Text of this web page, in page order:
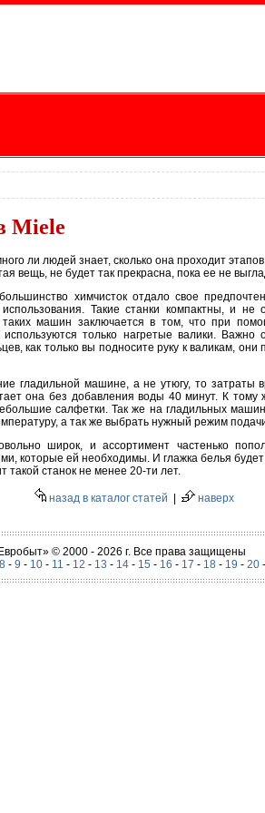
Miele
ли людей знает, сколько она проходит
вещь, не будет так прекрасна, пока ее не
химчисток отдало свое
Такие станки компактны, и не
машин заключается в том, что при
только нагретые валики. Важно
как только вы подносите руку к валикам,
гладильной машине, а не утюгу, то затраты
она без добавления воды 40 минут. К
салфетки. Так же на гладильных
а так же выбрать нужный режим
широк, и ассортимент частенько
которые ей необходимы. И глажка белья будет
станок не менее 20-ти лет.
назад в каталог статей наверх
© 2000 - 2026 г. Все права защищены
8- 9 - 10- 11 - 12 - 13 - 14- 15 - 16 - 17 - 18- 19 - 20-